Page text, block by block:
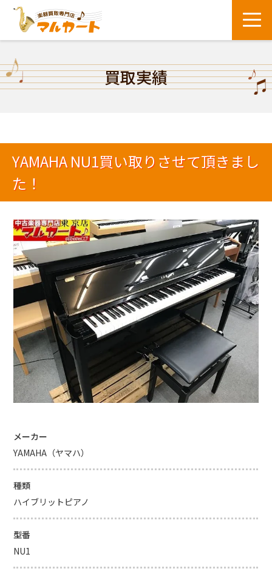
買取実績
YAMAHA NU1買い取りさせて頂きまし
た！
メーカー
YAMAHA（ヤマハ）
種類
ハイブリットピアノ
型番
NU1